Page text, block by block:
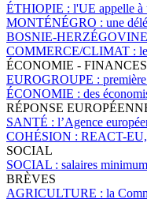
ÉTHIOPIE : l'UE appelle à
MONTÉNÉGRO : une
BOSNIE-
COMMERCE/CLIMAT :
ÉCONOMIE -
EUROGROUPE :
ÉCONOMIE : des
RÉPONSE
SANTÉ : l’Agence
COHÉSION : REACT-EU,
SOCIAL
SOCIAL : salaires
BRÈVES
AGRICULTURE : la